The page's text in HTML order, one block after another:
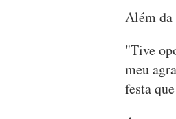
Além da
"Tive
meu
festa